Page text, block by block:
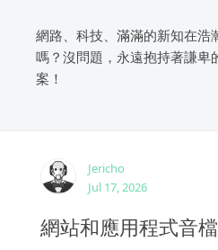
網路、科技、滿滿的新知在浩
嗎？沒問題，永遠抱持著謙卑
案！
Jericho
Jul 17, 2026
網站和應用程式音